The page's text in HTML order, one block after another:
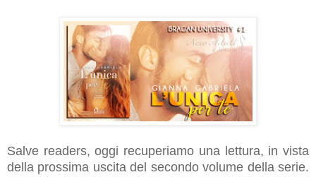
Salve readers, oggi recuperiamo una lettura, in vista
della prossima uscita del secondo volume della serie.